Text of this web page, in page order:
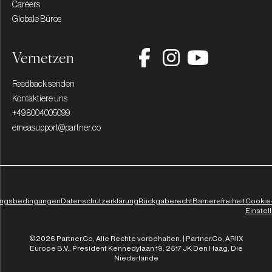
Careers
Globale Büros
Vernetzen
Feedback senden
Kontaktiere uns
+49 8004005099
emeasupport@partner.co
DatenschutzerklärungRückgaberechtBarrierefreiheit
©2026 Partner.Co, Alle Rechte vorbehalten. | Partner.Co, ARIIX
Europe B.V., President Kennedylaan 19, 2517 JK Den Haag, Die
Niederlande